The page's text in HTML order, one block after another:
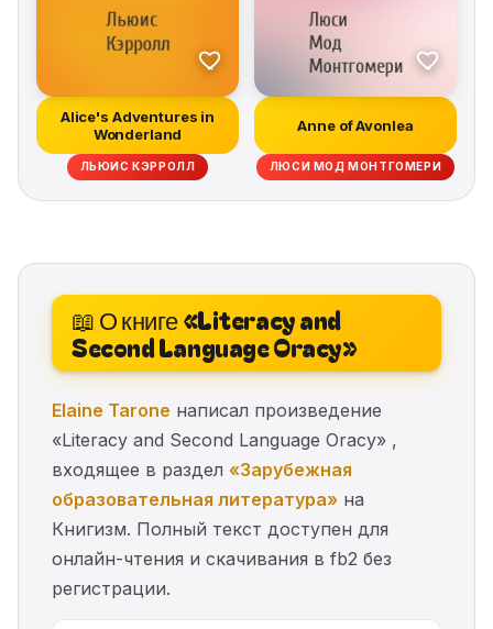
Alice's Adventures in
Wonderland
ЛЬЮИС КЭРРОЛЛ
Anne of Avonlea
ЛЮСИ МОД МОНТГОМЕРИ
📖 О книге «Literacy and
Second Language Oracy»
Elaine Tarone написал произведение
«Literacy and Second Language Oracy» ,
входящее в раздел «Зарубежная
образовательная литература» на
Книгизм. Полный текст доступен для
онлайн-чтения и скачивания в fb2 без
регистрации.